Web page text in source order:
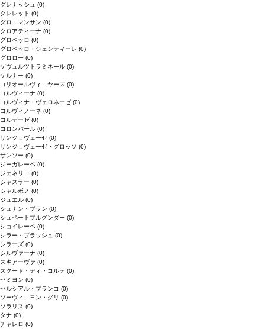
グレナッシュ (0)
クレレット (0)
グロ・マンサン (0)
クロアティーナ (0)
グロペッロ (0)
グロペッロ・ジェンティーレ (0)
グロロー (0)
ゲヴュルツトラミネール (0)
ケルナー (0)
コリオールヴィニヤーズ (0)
コルヴィーナ (0)
コルヴィナ・ヴェロネーゼ (0)
コルヴィノーネ (0)
コルテーゼ (0)
コロンバール (0)
サンジョヴェーゼ (0)
サンジョヴェーゼ・グロッソ (0)
サンソー (0)
ジーガレーベ (0)
ジェネリコ (0)
シャスラー (0)
シャルボノ (0)
ジュエル (0)
シュナン・ブラン (0)
シュペートブルグンダー (0)
ショイレーベ (0)
シラー・ブラッシュ (0)
シラーズ (0)
シルヴァーナ (0)
スキアーヴァ (0)
スクード・ディ・コルテ (0)
セミヨン (0)
セルシアル・ブランコ (0)
ソーヴィニヨン・グリ (0)
ソラリス (0)
タナ (0)
チャレロ (0)